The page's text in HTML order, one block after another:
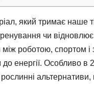
який тримає наше
чи
роботою, спортом і
енергії. Особливо